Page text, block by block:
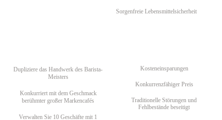
Sorgenfreie Lebensmittelsicherheit
Dupliziere das Handwerk des Barista-
Meisters
Konkurriert mit dem Geschmack
berühmter großer Markencafés
Verwalten Sie 10 Geschäfte mit 1
Kosteneinsparungen
Konkurrenzfähiger Preis
Traditionelle Störungen und
Fehlbestände beseitigt